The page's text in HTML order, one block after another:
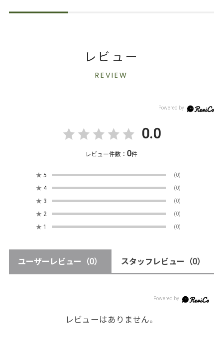
レビュー
REVIEW
0.0
レビュー件数：0件
★ 5 (0)
★ 4 (0)
★ 3 (0)
★ 2 (0)
★ 1 (0)
ユーザーレビュー （0） スタッフレビュー （0）
レビューはありません。